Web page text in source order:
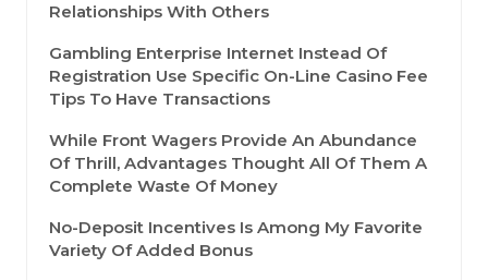
Relationships With Others
Gambling Enterprise Internet Instead Of
Registration Use Specific On-Line Casino Fee
Tips To Have Transactions
While Front Wagers Provide An Abundance
Of Thrill, Advantages Thought All Of Them A
Complete Waste Of Money
No-Deposit Incentives Is Among My Favorite
Variety Of Added Bonus